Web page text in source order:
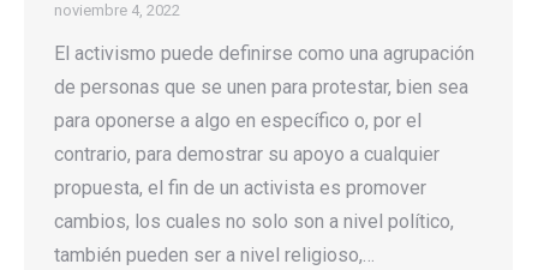
noviembre 4, 2022
El activismo puede definirse como una agrupación
de personas que se unen para protestar, bien sea
para oponerse a algo en específico o, por el
contrario, para demostrar su apoyo a cualquier
propuesta, el fin de un activista es promover
cambios, los cuales no solo son a nivel político,
también pueden ser a nivel religioso,…